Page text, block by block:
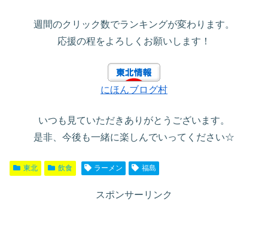
週間のクリック数でランキングが変わります。
応援の程をよろしくお願いします！
にほんブログ村
いつも見ていただきありがとうございます。
是非、今後も一緒に楽しんでいってください☆
東北 飲食 ラーメン 福島
スポンサーリンク